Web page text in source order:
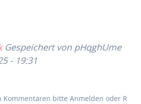
Gespeichert von pHqghUme
- 19:31
Kommentaren bitte Anmelden oder R